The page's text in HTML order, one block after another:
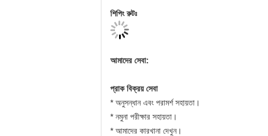
শিপিং রুটঃ
আমাদের সেবা:
প্রাক বিক্রয় সেবা
* অনুসন্ধান এবং পরামর্শ সহায়তা।
* নমুনা পরীক্ষার সহায়তা।
* আমাদের কারখানা দেখুন।